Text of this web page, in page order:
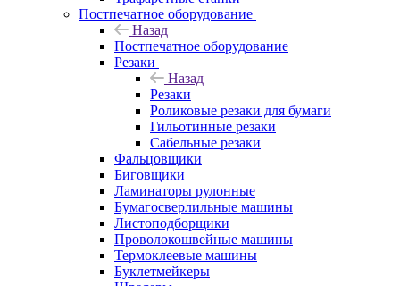
Постпечатное оборудование
Назад
Постпечатное оборудование
Резаки
Назад
Резаки
Роликовые резаки для бумаги
Гильотинные резаки
Сабельные резаки
Фальцовщики
Биговщики
Ламинаторы рулонные
Бумагосверлильные машины
Листоподборщики
Проволокошвейные машины
Термоклеевые машины
Буклетмейкеры